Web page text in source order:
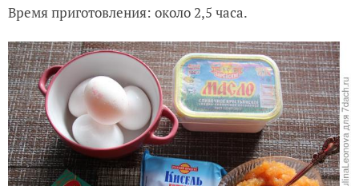
Время приготовления: около 2,5 часа.